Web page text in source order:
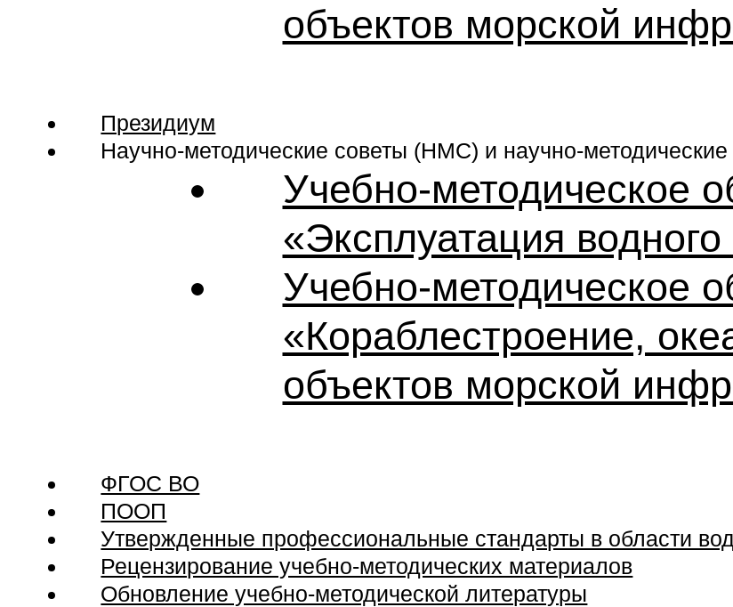
объектов морской
Президиум
Научно-методические советы (НМС) и научно-
Учебно-методическое
«Эксплуатация
Учебно-методическое
«Кораблестроение,
объектов морской
ФГОС ВО
ПООП
Утвержденные профессиональные стандарты в области
Рецензирование учебно-методических материалов
Обновление учебно-методической литературы